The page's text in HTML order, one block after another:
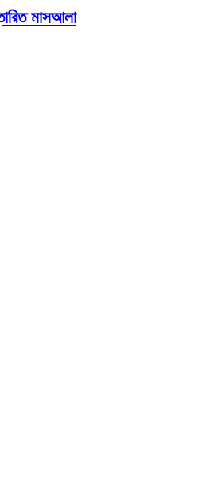
মাসআলা